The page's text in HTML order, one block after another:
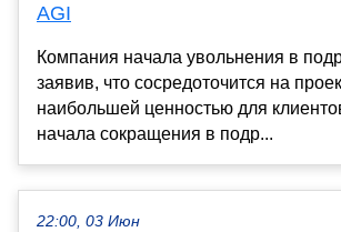
AGI
Компания начала увольнения в
заявив, что сосредоточится на
наибольшей ценностью для
начала сокращения в подр...
22:00, 03 Июн